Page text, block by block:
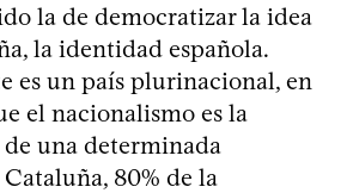
la de democratizar la idea
la identidad española.
es un país plurinacional, en
el nacionalismo es la
una determinada
80% de la